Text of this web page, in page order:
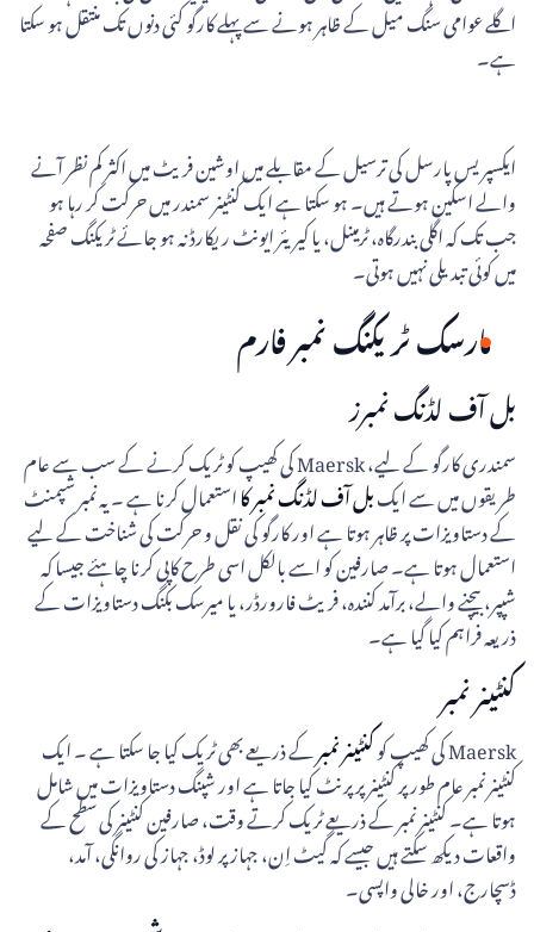
اگلے عوامی سنگ میل کے ظاہر ہونے سے پہلے کارگو کئی دنوں تک منتقل ہو سکتا
ہے۔
ایکسپریس پارسل کی ترسیل کے مقابلے میں اوشین فریٹ میں اکثر کم نظر آنے
والے اسکین ہوتے ہیں۔ ہو سکتا ہے ایک کنٹینر سمندر میں حرکت کر رہا ہو
جب تک کہ اگلی بندرگاہ، ٹرمینل، یا کیریئر ایونٹ ریکارڈ نہ ہو جائے ٹریکنگ صفحہ
میں کوئی تبدیلی نہیں ہوتی۔
مارسک ٹریکنگ نمبر فارم
بل آف لڈنگ نمبرز
سمندری کارگو کے لیے، Maersk کی کھیپ کو ٹریک کرنے کے سب سے عام
طریقوں میں سے ایکبل آف لڈنگ نمبر کااستعمال کرنا ہے ۔ یہ نمبر شپمنٹ
کے دستاویزات پر ظاہر ہوتا ہے اور کارگو کی نقل و حرکت کی شناخت کے لیے
استعمال ہوتا ہے۔ صارفین کو اسے بالکل اسی طرح کاپی کرنا چاہئے جیسا کہ
شپپر، بیچنے والے، برآمد کنندہ، فریٹ فارورڈر، یا میرسک بکنگ دستاویزات کے
ذریعہ فراہم کیا گیا ہے۔
کنٹینر نمبر
Maersk کی کھیپ کو کنٹینر نمبرکے ذریعے بھی ٹریک کیا جا سکتا ہے ۔ ایک
کنٹینر نمبر عام طور پر کنٹینر پر پرنٹ کیا جاتا ہے اور شپنگ دستاویزات میں شامل
ہوتا ہے۔ کنٹینر نمبر کے ذریعے ٹریک کرتے وقت، صارفین کنٹینر کی سطح کے
واقعات دیکھ سکتے ہیں جیسے کہ گیٹ اِن، جہاز پر لوڈ، جہاز کی روانگی، آمد،
ڈسچارج، اور خالی واپسی۔